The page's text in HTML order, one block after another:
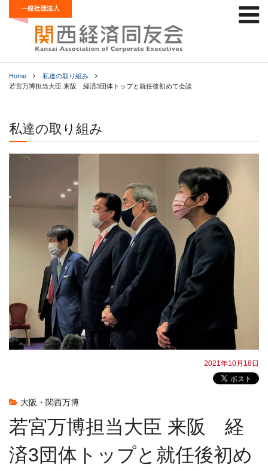
Home
私達の取り組み
若宮万博担当大臣 来阪 経済3団体トップと就任後初めて会談
私達の取り組み
2021年10月18日
大阪・関西万博
若宮万博担当大臣 来阪 経
済3団体トップと就任後初め